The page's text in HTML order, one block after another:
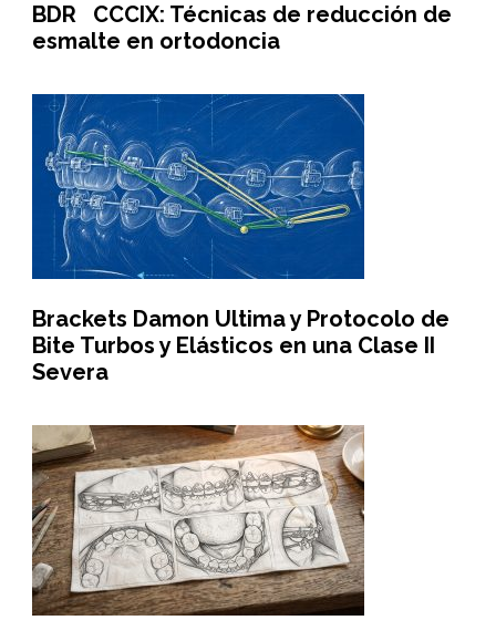
BDR CCCIX: Técnicas de reducción de
esmalte en ortodoncia
Brackets Damon Ultima y Protocolo de
Bite Turbos y Elásticos en una Clase II
Severa